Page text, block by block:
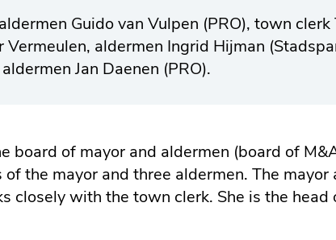
Guido van Vulpen (PRO), town clerk
Vermeulen, aldermen Ingrid Hijman
Jan Daenen (PRO).
of mayor and aldermen (board of
the mayor and three aldermen. The
with the town clerk. She is the